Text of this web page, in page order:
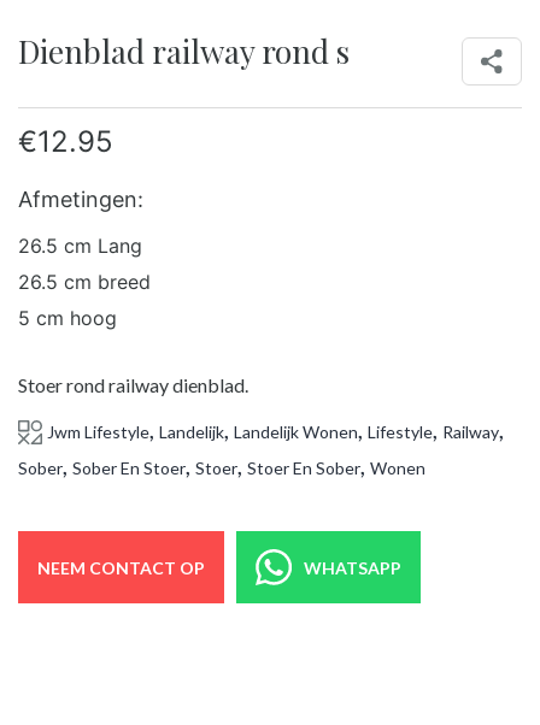
Dienblad railway rond s
€12.95
Afmetingen:
26.5 cm Lang
26.5 cm breed
5 cm hoog
Stoer rond railway dienblad.
Jwm Lifestyle, Landelijk, Landelijk Wonen, Lifestyle, Railway,
Sober, Sober En Stoer, Stoer, Stoer En Sober, Wonen
NEEM CONTACT OP WHATSAPP